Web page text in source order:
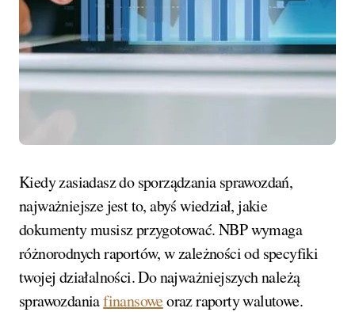
Kiedy zasiadasz do sporządzania sprawozdań,
najważniejsze jest to, abyś wiedział, jakie
dokumenty musisz przygotować. NBP wymaga
różnorodnych raportów, w zależności od specyfiki
twojej działalności. Do najważniejszych należą
sprawozdaniafinansoweoraz raporty walutowe.